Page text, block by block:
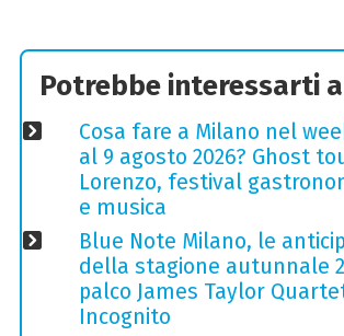
Potrebbe interessarti
Cosa fare a Milano nel
al 9 agosto 2026? Ghost
Lorenzo, festival
e musica
Blue Note Milano, le
della stagione autunnale
palco James Taylor
Incognito